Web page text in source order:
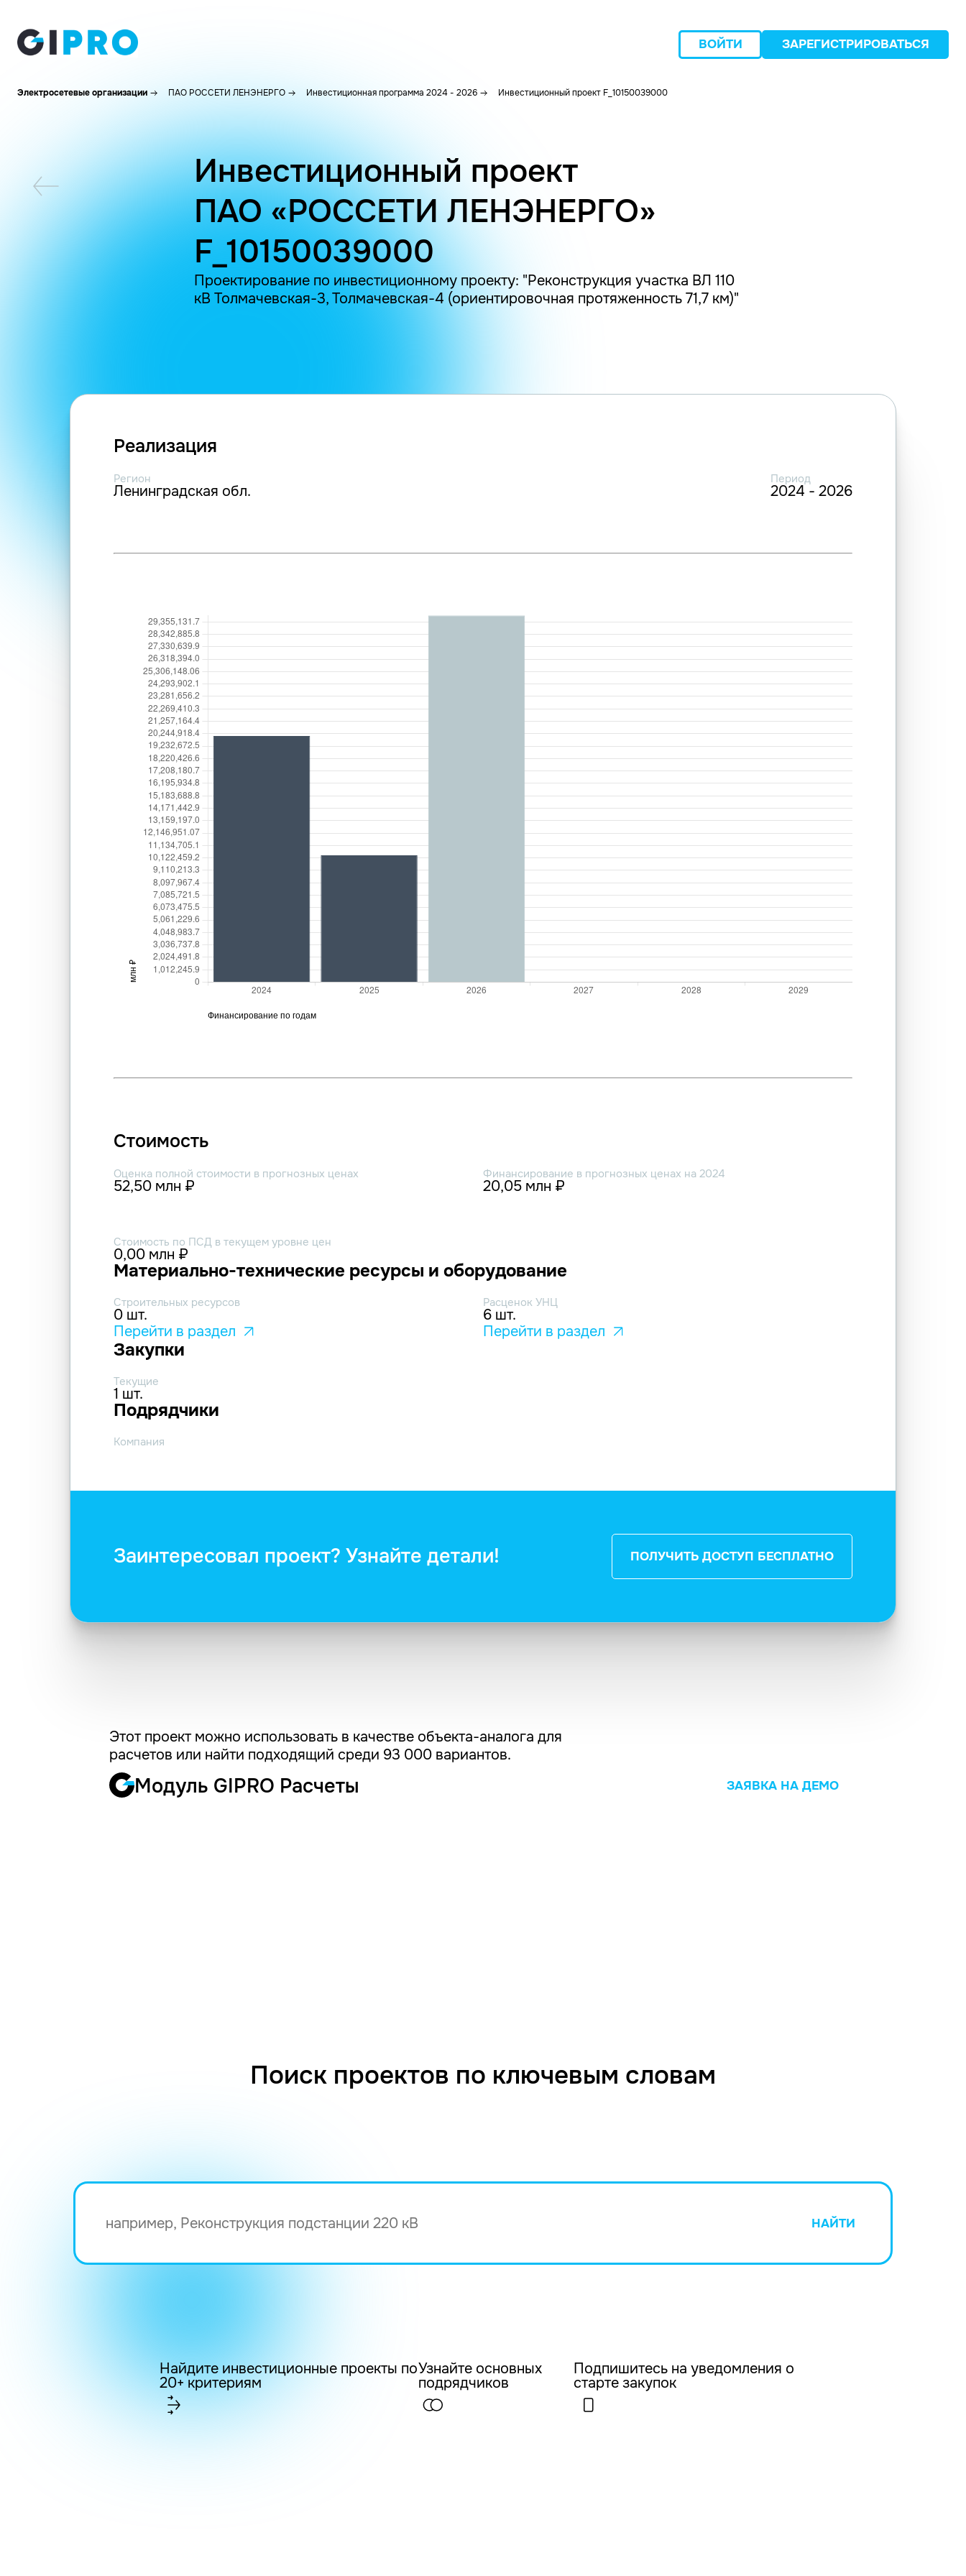
ВОЙТИ ЗАРЕГИСТРИРОВАТЬСЯ
Электросетевые организации ПАО РОССЕТИ ЛЕНЭНЕРГО Инвестиционная программа 2024 - 2026 Инвестиционный проект F_10150039000
Инвестиционный проект
ПАО «РОССЕТИ ЛЕНЭНЕРГО»
F_10150039000
Проектирование по инвестиционному проекту: "Реконструкция участка ВЛ 110
кВ Толмачевская-3, Толмачевская-4 (ориентировочная протяженность 71,7 км)"
Реализация
Регион
Ленинградская обл.
Период
2024 - 2026
Стоимость
Оценка полной стоимости в прогнозных ценах
52,50 млн ₽
Финансирование в прогнозных ценах на 2024
20,05 млн ₽
Стоимость по ПСД в текущем уровне цен
0,00 млн ₽
Материально-технические ресурсы и оборудование
Строительных ресурсов
0 шт.
Перейти в раздел
Расценок УНЦ
6 шт.
Перейти в раздел
Закупки
Текущие
1 шт.
Подрядчики
Компания
Заинтересовал проект? Узнайте детали! ПОЛУЧИТЬ ДОСТУП БЕСПЛАТНО
Этот проект можно использовать в качестве объекта-аналога для
расчетов или найти подходящий среди 93 000 вариантов.
Модуль GIPRO Расчеты ЗАЯВКА НА ДЕМО
Поиск проектов по ключевым словам
НАЙТИ
Найдите инвестиционные проекты по
20+ критериям
Узнайте основных
подрядчиков
Подпишитесь на уведомления о
старте закупок